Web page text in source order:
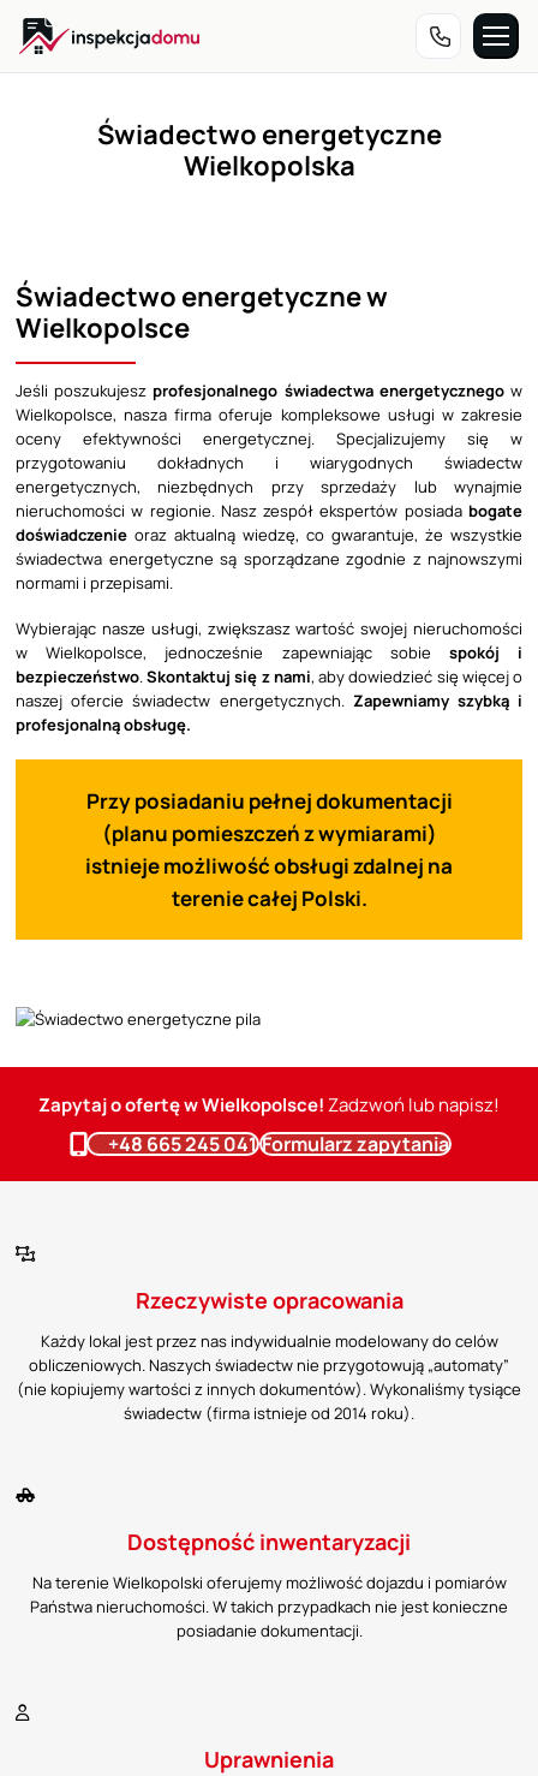
treści
Świadectwo energetyczne
Wielkopolska
Świadectwo energetyczne w
Wielkopolsce
Jeśli poszukujeszprofesjonalnego świadectwa energetycznegow
Wielkopolsce, nasza firma oferuje kompleksowe usługi w zakresie
oceny efektywności energetycznej. Specjalizujemy się w
przygotowaniu dokładnych i wiarygodnych świadectw
energetycznych, niezbędnych przy sprzedaży lub wynajmie
nieruchomości w regionie. Nasz zespół ekspertów posiada bogate
doświadczenie oraz aktualną wiedzę, co gwarantuje, że wszystkie
świadectwa energetyczne są sporządzane zgodnie z najnowszymi
normami i przepisami.
Wybierając nasze usługi, zwiększasz wartość swojej nieruchomości
w Wielkopolsce, jednocześnie zapewniając sobie spokój i
bezpieczeństwo.Skontaktuj się z nami, aby dowiedzieć się więcej o
naszej ofercie świadectw energetycznych. Zapewniamy szybką i
profesjonalną obsługę.
Przy posiadaniu pełnej dokumentacji
(planu pomieszczeń z wymiarami)
istnieje możliwość obsługi zdalnej na
terenie całej Polski.
Zapytaj o ofertę w Wielkopolsce!Zadzwoń lub napisz!
+48 665 245 041Formularz zapytania
Rzeczywiste opracowania
Każdy lokal jest przez nas indywidualnie modelowany do celów
obliczeniowych. Naszych świadectw nie przygotowują „automaty”
(nie kopiujemy wartości z innych dokumentów). Wykonaliśmy tysiące
świadectw (firma istnieje od 2014 roku).
Dostępność inwentaryzacji
Na terenie Wielkopolski oferujemy możliwość dojazdu i pomiarów
Państwa nieruchomości. W takich przypadkach nie jest konieczne
posiadanie dokumentacji.
Uprawnienia